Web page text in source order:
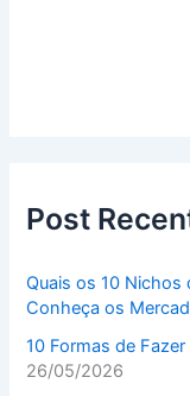
Post
Quais os 10 Nichos
Conheça os
10 Formas de
26/05/2026